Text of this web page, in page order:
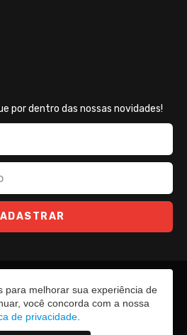
por dentro das nossas novidades!
para melhorar sua experiência de
você concorda com a nossa
de privacidade